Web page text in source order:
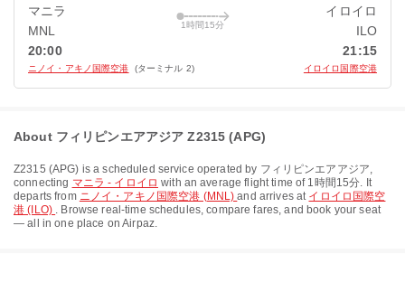
マニラ
MNL
20:00
ニノイ・アキノ国際空港 (ターミナル 2)
1時間15分
イロイロ
ILO
21:15
イロイロ国際空港
About フィリピンエアアジア Z2315 (APG)
Z2315 (APG) is a scheduled service operated by フィリピンエアアジア,
connecting マニラ - イロイロ with an average flight time of 1時間15分. It
departs from ニノイ・アキノ国際空港 (MNL)and arrives at イロイロ国際空
港 (ILO) . Browse real-time schedules, compare fares, and book your seat
— all in one place on Airpaz.